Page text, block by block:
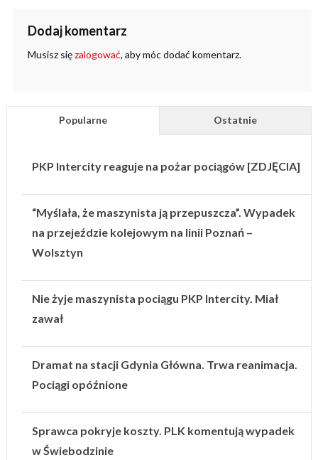
Dodaj komentarz
Musisz sięzalogować, aby móc dodać komentarz.
Popularne Ostatnie
PKP Intercity reaguje na pożar pociągów [ZDJĘCIA]
“Myślała, że maszynista ją przepuszcza”. Wypadek
na przejeździe kolejowym na linii Poznań –
Wolsztyn
Nie żyje maszynista pociągu PKP Intercity. Miał
zawał
Dramat na stacji Gdynia Główna. Trwa reanimacja.
Pociągi opóźnione
Sprawca pokryje koszty. PLK komentują wypadek
w Świebodzinie